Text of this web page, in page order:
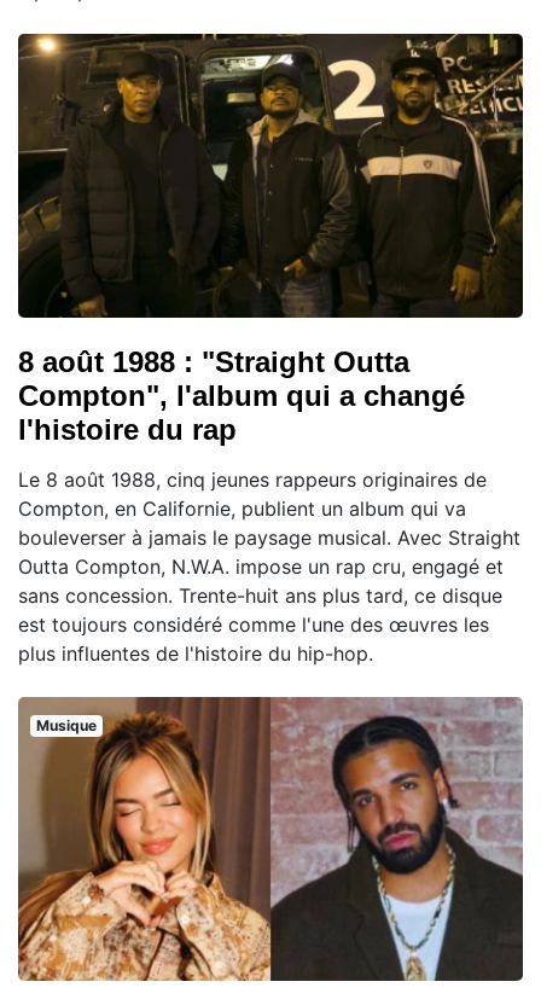
8 août 1988 : "Straight Outta
Compton", l'album qui a changé
l'histoire du rap
Le 8 août 1988, cinq jeunes rappeurs originaires de
Compton, en Californie, publient un album qui va
bouleverser à jamais le paysage musical. Avec Straight
Outta Compton, N.W.A. impose un rap cru, engagé et
sans concession. Trente-huit ans plus tard, ce disque
est toujours considéré comme l'une des œuvres les
plus influentes de l'histoire du hip-hop.
Musique